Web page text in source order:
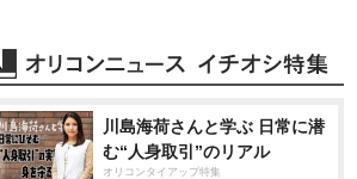
川島海荷さんと学ぶ 日常に潜
む“人身取引”のリアル
オリコンタイアップ特集